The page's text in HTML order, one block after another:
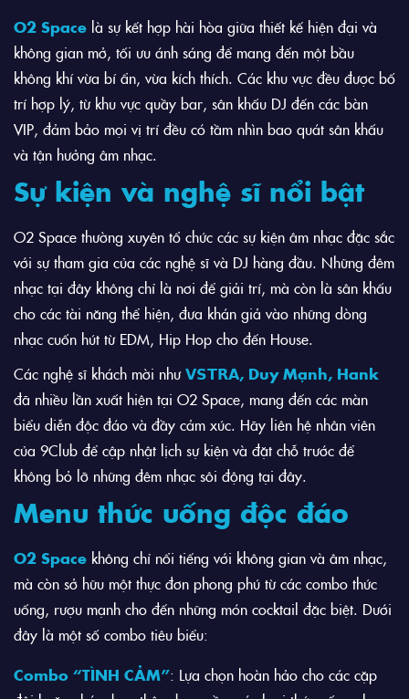
O2 Space là sự kết hợp hài hòa giữa thiết kế hiện đại và
không gian mở, tối ưu ánh sáng để mang đến một bầu
không khí vừa bí ẩn, vừa kích thích. Các khu vực đều được bố
trí hợp lý, từ khu vực quầy bar, sân khấu DJ đến các bàn
VIP, đảm bảo mọi vị trí đều có tầm nhìn bao quát sân khấu
và tận hưởng âm nhạc.
Sự kiện và nghệ sĩ nổi bật
O2 Space thường xuyên tổ chức các sự kiện âm nhạc đặc sắc
với sự tham gia của các nghệ sĩ và DJ hàng đầu. Những đêm
nhạc tại đây không chỉ là nơi để giải trí, mà còn là sân khấu
cho các tài năng thể hiện, đưa khán giả vào những dòng
nhạc cuốn hút từ EDM, Hip Hop cho đến House.
Các nghệ sĩ khách mời như𝗩𝗦𝗧𝗥𝗔, Duy Mạnh, Hank
đã nhiều lần xuất hiện tại O2 Space, mang đến các màn
biểu diễn độc đáo và đầy cảm xúc. Hãy liên hệ nhân viên
của 9Club để cập nhật lịch sự kiện và đặt chỗ trước để
không bỏ lỡ những đêm nhạc sôi động tại đây.
Menu thức uống độc đáo
O2 Space không chỉ nổi tiếng với không gian và âm nhạc,
mà còn sở hữu một thực đơn phong phú từ các combo thức
uống, rượu mạnh cho đến những món cocktail đặc biệt. Dưới
đây là một số combo tiêu biểu:
Combo “TÌNH CẢM”: Lựa chọn hoàn hảo cho các cặp